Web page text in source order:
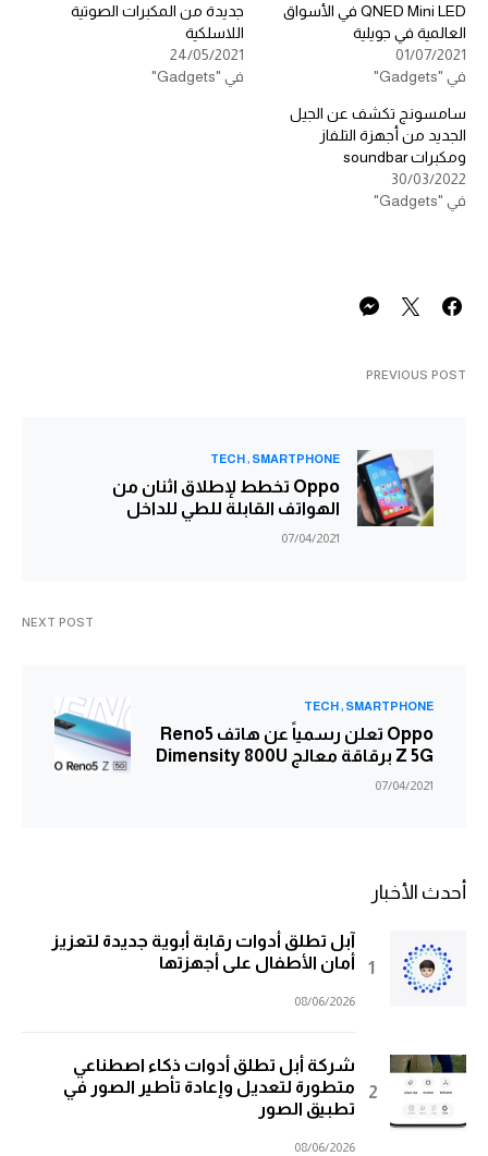
QNED Mini LED في الأسواق
العالمية في جويلية
01/07/2021
في "Gadgets"
جديدة من المكبرات الصوتية
اللاسلكية
24/05/2021
في "Gadgets"
سامسونج تكشف عن الجيل
الجديد من أجهزة التلفاز
ومكبرات soundbar
30/03/2022
في "Gadgets"
PREVIOUS POST
SMARTPHONE
TECH
Oppo تخطط لإطلاق اثنان من
الهواتف القابلة للطي للداخل
07/04/2021
NEXT POST
SMARTPHONE
TECH
Oppo تعلن رسمياً عن هاتف Reno5
Z 5G برقاقة معالج Dimensity 800U
07/04/2021
أحدث الأخبار
آبل تطلق أدوات رقابة أبوية جديدة لتعزيز
أمان الأطفال على أجهزتها
08/06/2026
شركة أبل تطلق أدوات ذكاء اصطناعي
متطورة لتعديل وإعادة تأطير الصور في
تطبيق الصور
08/06/2026